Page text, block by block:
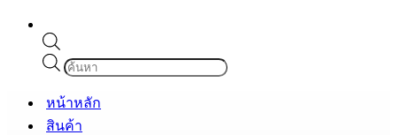
Products
search
หน้าหลัก
สินค้า